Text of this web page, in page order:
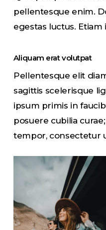
pellentesque enim.
egestas luctus.
Aliquam erat volutpat
Pellentesque elit
sagittis scelerisque
ipsum primis in
posuere cubilia
tempor, consectetur